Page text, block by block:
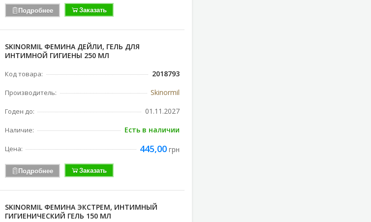
Подробнее Заказать
SKINORMIL ФЕМИНА ДЕЙЛИ, ГЕЛЬ ДЛЯ
ИНТИМНОЙ ГИГИЕНЫ 250 МЛ
Код товара: 2018793
Производитель: Skinormil
Годен до: 01.11.2027
Наличие: Есть в наличии
Цена: 445,00грн
Подробнее Заказать
SKINORMIL ФЕМИНА ЭКСТРЕМ, ИНТИМНЫЙ
ГИГИЕНИЧЕСКИЙ ГЕЛЬ 150 МЛ